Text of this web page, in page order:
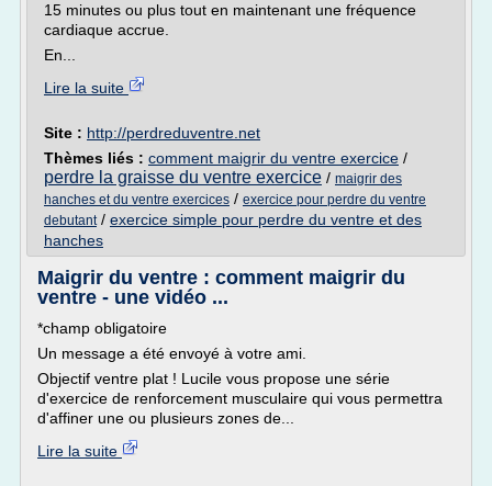
15 minutes ou plus tout en maintenant une fréquence
cardiaque accrue.
En...
Lire la suite
Site : http://perdreduventre.net
Thèmes liés : comment maigrir du ventre exercice /
perdre la graisse du ventre exercice / maigrir des
hanches et du ventre exercices / exercice pour perdre du ventre
debutant/ exercice simple pour perdre du ventre et des
hanches
Maigrir du ventre : comment maigrir du
ventre - une vidéo ...
*champ obligatoire
Un message a été envoyé à votre ami.
Objectif ventre plat ! Lucile vous propose une série
d'exercice de renforcement musculaire qui vous permettra
d'affiner une ou plusieurs zones de...
Lire la suite